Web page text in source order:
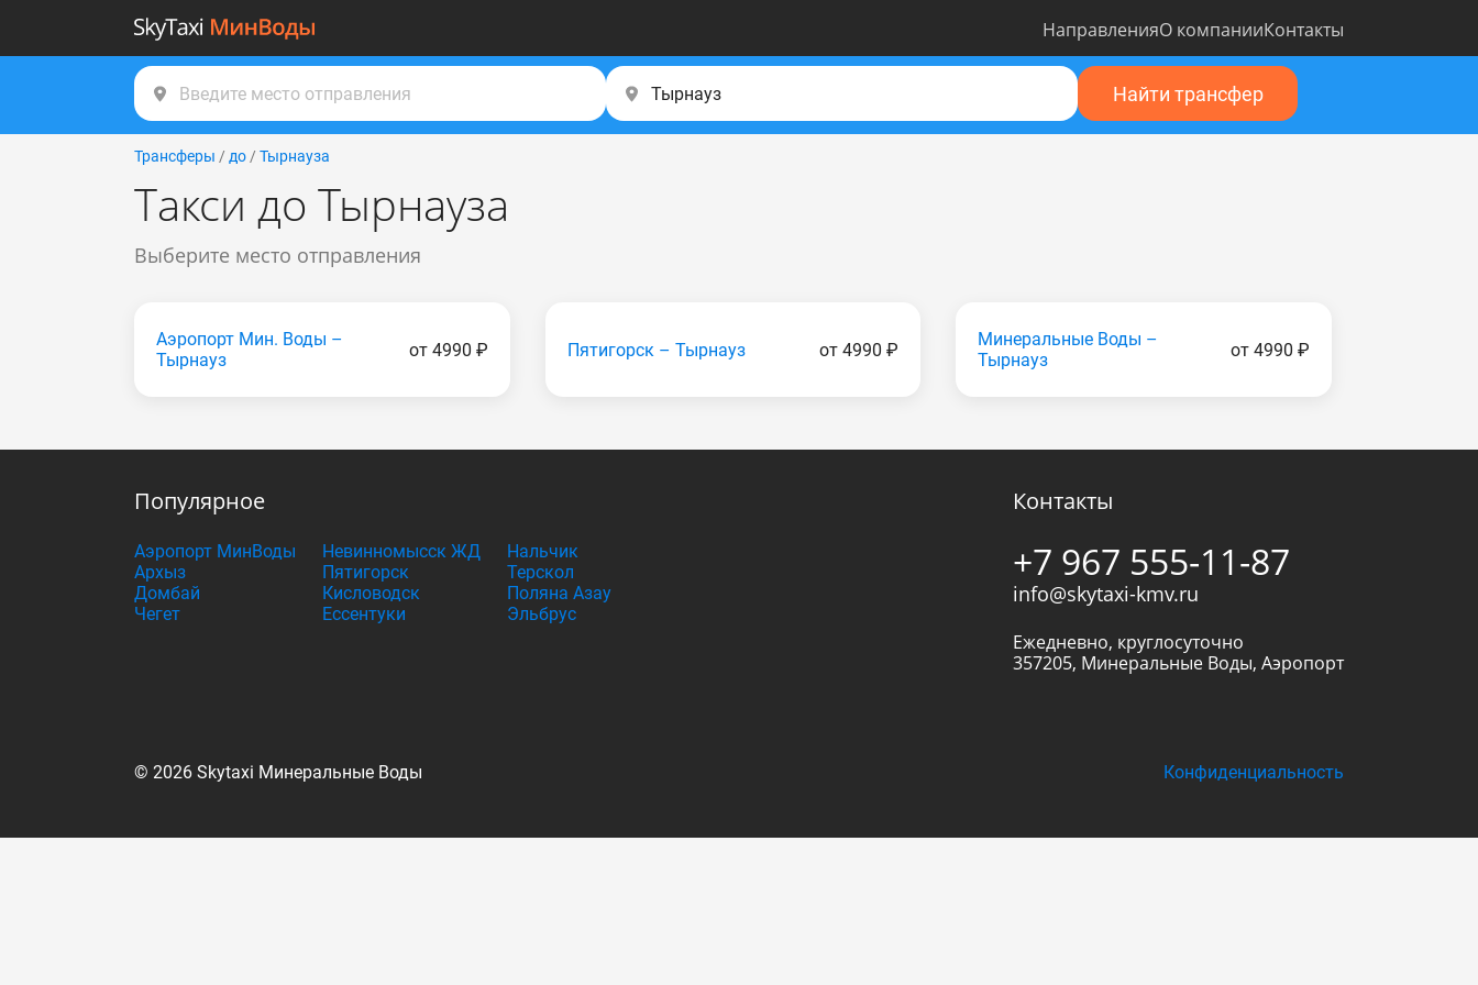
НаправленияО компанииКонтакты
Найти трансфер
Трансферы / до / Тырнауза
Такси до Тырнауза
Выберите место отправления
Аэропорт Мин. Воды –
Тырнауз
от 4990 ₽ Пятигорск – Тырнауз от 4990 ₽
Минеральные Воды –
Тырнауз
от 4990 ₽
Популярное
Аэропорт МинВоды
Архыз
Домбай
Чегет
Невинномысск ЖД
Пятигорск
Кисловодск
Ессентуки
Нальчик
Терскол
Поляна Азау
Эльбрус
Контакты
+7 967 555-11-87
info@skytaxi-kmv.ru
Ежедневно, круглосуточно
357205, Минеральные Воды, Аэропорт
© 2026 Skytaxi Минеральные Воды Конфиденциальность